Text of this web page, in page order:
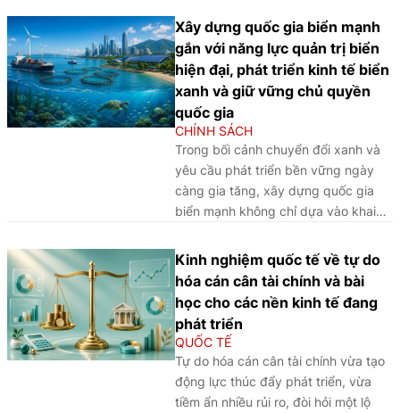
đồng thời đánh giá những thách
thức, cơ hội và đề xuất một số định
hướng nhằm nâng cao chất lượng,
hiệu quả thu hút FDI trong giai đoạn
tới.
Xây dựng quốc gia biển mạnh
gắn với năng lực quản trị biển
hiện đại, phát triển kinh tế biển
xanh và giữ vững chủ quyền
quốc gia
CHÍNH SÁCH
Trong bối cảnh chuyển đổi xanh và
yêu cầu phát triển bền vững ngày
càng gia tăng, xây dựng quốc gia
biển mạnh không chỉ dựa vào khai
hải, mà phải được đặt trên nền tảng
quản trị biển hiện đại, nâng cao năng
lực khoa học - công nghệ cũng như
bảo vệ vững chắc chủ quyền quốc
gia trên biển.
Kinh nghiệm quốc tế về tự do
hóa cán cân tài chính và bài
học cho các nền kinh tế đang
phát triển
QUỐC TẾ
Tự do hóa cán cân tài chính vừa tạo
động lực thúc đẩy phát triển, vừa
tiềm ẩn nhiều rủi ro, đòi hỏi một lộ